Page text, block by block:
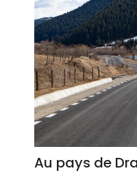
Au pays de